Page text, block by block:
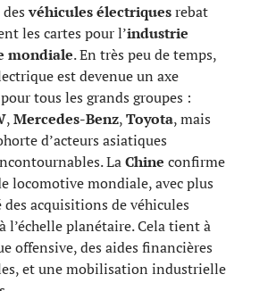
desvéhicules électriquesrebat
les cartes pour l’industrie
mondiale. En très peu de temps,
est devenue un axe
tous les grands groupes :
,Mercedes-Benz,Toyota, mais
d’acteurs asiatiques
LaChine confirme
locomotive mondiale, avec plus
acquisitions de véhicules
l’échelle planétaire. Cela tient à
offensive, des aides financières
et une mobilisation industrielle